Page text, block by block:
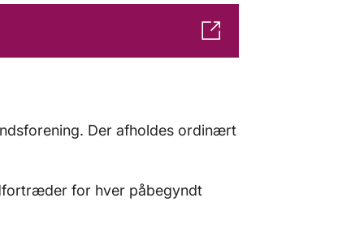
Der afholdes ordinært
for hver påbegyndt